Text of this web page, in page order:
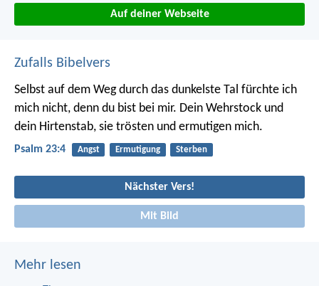
Auf deiner Webseite
Zufalls Bibelvers
Selbst auf dem Weg durch das dunkelste Tal fürchte ich
mich nicht, denn du bist bei mir. Dein Wehrstock und
dein Hirtenstab, sie trösten und ermutigen mich.
Psalm 23:4 Angst Ermutigung Sterben
Nächster Vers!
Mit Bild
Mehr lesen